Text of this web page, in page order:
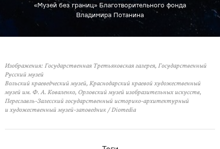
«Музей без границ» Благотворительного фонда
Владимира Потанина
Изображения: Государственная Третьяковская галерея, Государственный
Русский музей
Вольский краеведческий музей, Краснодарский краевой художественный
музей им. Ф. А. Коваленко, Орловский музей изобразительных искусств,
Переславль-Залесский государственный историко-архитектурный
и художественный музей-заповедник / Diomedia